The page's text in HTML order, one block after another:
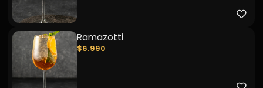
Ramazotti
$6.990